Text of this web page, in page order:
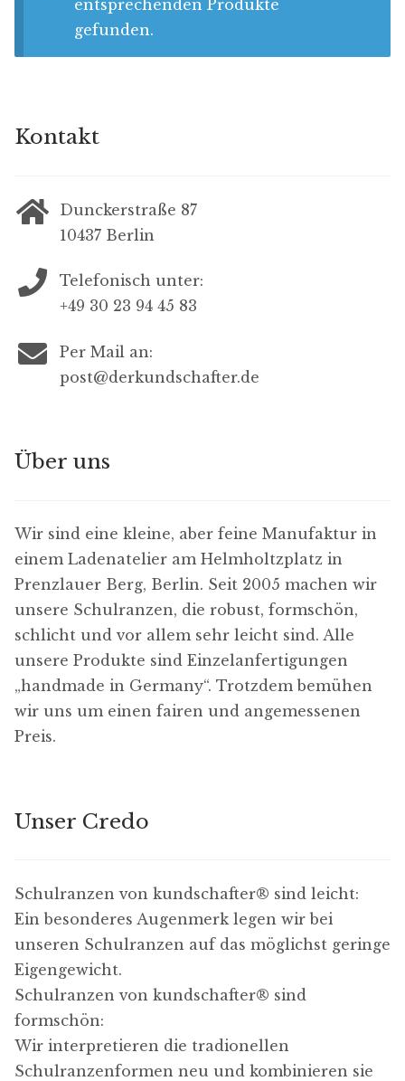
entsprechenden Produkte
gefunden.
Kontakt
Dunckerstraße 87
10437 Berlin
Telefonisch unter:
+49 30 23 94 45 83
Per Mail an:
post@derkundschafter.de
Über uns
Wir sind eine kleine, aber feine Manufaktur in
einem Ladenatelier am Helmholtzplatz in
Prenzlauer Berg, Berlin. Seit 2005 machen wir
unsere Schulranzen, die robust, formschön,
schlicht und vor allem sehr leicht sind. Alle
unsere Produkte sind Einzelanfertigungen
„handmade in Germany“. Trotzdem bemühen
wir uns um einen fairen und angemessenen
Preis.
Unser Credo
Schulranzen von kundschafter​® sind leicht:
Ein besonderes Augenmerk legen wir bei
unseren Schulranzen auf das möglichst geringe
Eigengewicht.
Schulranzen von kundschafter​® sind
formschön:
Wir interpretieren die tradionellen
Schulranzenformen neu und kombinieren sie